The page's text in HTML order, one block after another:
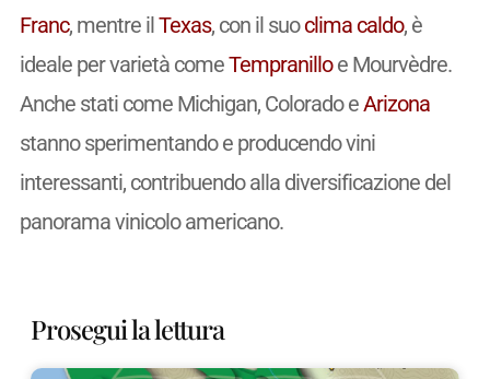
Franc, mentre ilTexas, con il suoclima caldo, è
ideale per varietà comeTempranilloe Mourvèdre.
Anche stati come Michigan, Colorado eArizona
stanno sperimentando e producendo vini
interessanti, contribuendo alla diversificazione del
panorama vinicolo americano.
Prosegui la lettura